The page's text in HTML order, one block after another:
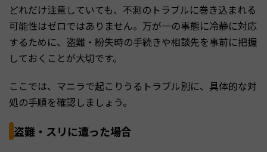
どれだけ注意していても、不測のトラブルに巻き込まれる
可能性はゼロではありません。万が一の事態に冷静に対応
するために、盗難・紛失時の手続きや相談先を事前に把握
しておくことが大切です。
ここでは、マニラで起こりうるトラブル別に、具体的な対
処の手順を確認しましょう。
盗難・スリに遭った場合